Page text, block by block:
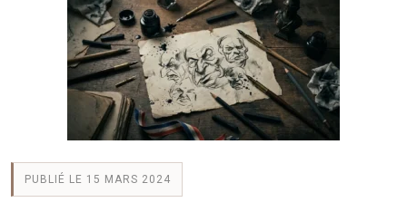
PUBLIÉ LE 15 MARS 2024